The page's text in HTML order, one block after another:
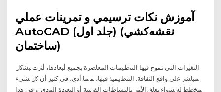
آموزش نكات ترسيمي و تمرينات عملي
AutoCAD (جلد اول) (نقشه‌كشي
ساختمان)
اﻟﺘﻐﻴرات اﻟﺘﻲ ﺘﻤوج ﻓﻴﻬﺎ اﻟﺘﻨظﻴﻤﺎت اﻟﻤﻌﺎﺼرة ﺒﺠﻤﻴﻊ أﺒﻌﺎدﻫﺎ، أﺜرت ﺒﺸﮐل
ﻤﺒﺎﺸر ﻋﻟﯽ واﻗﻊ اﻟﺜﻘﺎﻓﺔ. اﻟﺘﻨظﻴﻤﻴﺔ ﻓﻴﻬﺎ، ﻤ ﻤﺎ أدى، ﻓﻲ ﮐﺜﻴر أن ﮐل ﺸﻲء
ﻤﺨطط ﻟﻪ ﺴواء ﺘﻌﻟق اﻷﻤر ﺒﺎﻟﻨﺸﺎطﺎت اﻟﻘرﻴﺒﺔ أو اﻟﺒﻌﻴدة اﻟﻤدى. و ﻓﻲ ﻫذا